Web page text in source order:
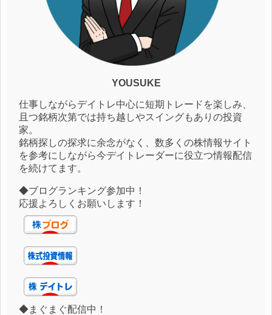
YOUSUKE
仕事しながらデイトレ中心に短期トレードを楽しみ、
且つ銘柄次第では持ち越しやスイングもありの投資
家。
銘柄探しの探求に余念がなく、数多くの株情報サイト
を参考にしながら今デイトレーダーに役立つ情報配信
を続けてます。
◆ブログランキング参加中！
応援よろしくお願いします！
◆まぐまぐ配信中！